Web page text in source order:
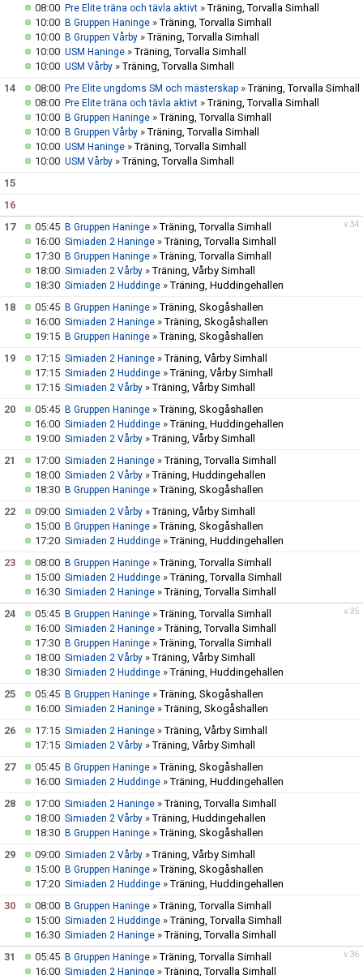
08:00 Pre Elite träna och tävla aktivt »Träning, Torvalla Simhall
10:00 B Gruppen Haninge »Träning, Torvalla Simhall
10:00 B Gruppen Vårby »Träning, Torvalla Simhall
10:00 USM Haninge »Träning, Torvalla Simhall
10:00 USM Vårby »Träning, Torvalla Simhall
14
08:00 Pre Elite ungdoms SM och mästerskap »Träning, Torvalla Simhall
08:00 Pre Elite träna och tävla aktivt »Träning, Torvalla Simhall
10:00 B Gruppen Haninge »Träning, Torvalla Simhall
10:00 B Gruppen Vårby »Träning, Torvalla Simhall
10:00 USM Haninge »Träning, Torvalla Simhall
10:00 USM Vårby »Träning, Torvalla Simhall
15
16
v.34
17 05:45 B Gruppen Haninge »Träning, Torvalla Simhall
16:00 Simiaden 2 Haninge »Träning, Torvalla Simhall
17:30 B Gruppen Haninge »Träning, Torvalla Simhall
18:00 Simiaden 2 Vårby »Träning, Vårby Simhall
18:30 Simiaden 2 Huddinge »Träning, Huddingehallen
18
05:45 B Gruppen Haninge »Träning, Skogåshallen
16:00 Simiaden 2 Haninge »Träning, Skogåshallen
19:15 B Gruppen Haninge »Träning, Skogåshallen
19
17:15 Simiaden 2 Haninge »Träning, Vårby Simhall
17:15 Simiaden 2 Huddinge »Träning, Vårby Simhall
17:15 Simiaden 2 Vårby »Träning, Vårby Simhall
20
05:45 B Gruppen Haninge »Träning, Skogåshallen
16:00 Simiaden 2 Huddinge »Träning, Huddingehallen
19:00 Simiaden 2 Vårby »Träning, Vårby Simhall
21
17:00 Simiaden 2 Haninge »Träning, Torvalla Simhall
18:00 Simiaden 2 Vårby »Träning, Huddingehallen
18:30 B Gruppen Haninge »Träning, Skogåshallen
22
09:00 Simiaden 2 Vårby »Träning, Vårby Simhall
15:00 B Gruppen Haninge »Träning, Skogåshallen
17:20 Simiaden 2 Huddinge »Träning, Huddingehallen
23
08:00 B Gruppen Haninge »Träning, Torvalla Simhall
15:00 Simiaden 2 Huddinge »Träning, Torvalla Simhall
16:30 Simiaden 2 Haninge »Träning, Torvalla Simhall
v.35
24 05:45 B Gruppen Haninge »Träning, Torvalla Simhall
16:00 Simiaden 2 Haninge »Träning, Torvalla Simhall
17:30 B Gruppen Haninge »Träning, Torvalla Simhall
18:00 Simiaden 2 Vårby »Träning, Vårby Simhall
18:30 Simiaden 2 Huddinge »Träning, Huddingehallen
25
05:45 B Gruppen Haninge »Träning, Skogåshallen
16:00 Simiaden 2 Haninge »Träning, Skogåshallen
26
17:15 Simiaden 2 Haninge »Träning, Vårby Simhall
17:15 Simiaden 2 Vårby »Träning, Vårby Simhall
27
05:45 B Gruppen Haninge »Träning, Skogåshallen
16:00 Simiaden 2 Huddinge »Träning, Huddingehallen
28
17:00 Simiaden 2 Haninge »Träning, Torvalla Simhall
18:00 Simiaden 2 Vårby »Träning, Huddingehallen
18:30 B Gruppen Haninge »Träning, Skogåshallen
29
09:00 Simiaden 2 Vårby »Träning, Vårby Simhall
15:00 B Gruppen Haninge »Träning, Skogåshallen
17:20 Simiaden 2 Huddinge »Träning, Huddingehallen
30
08:00 B Gruppen Haninge »Träning, Torvalla Simhall
15:00 Simiaden 2 Huddinge »Träning, Torvalla Simhall
16:30 Simiaden 2 Haninge »Träning, Torvalla Simhall
v.36
31 05:45 B Gruppen Haninge »Träning, Torvalla Simhall
16:00 Simiaden 2 Haninge »Träning, Torvalla Simhall